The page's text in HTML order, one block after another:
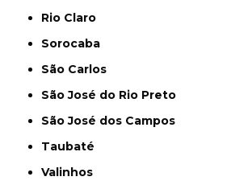
Rio Claro
Sorocaba
São Carlos
São José do Rio Preto
São José dos Campos
Taubaté
Valinhos